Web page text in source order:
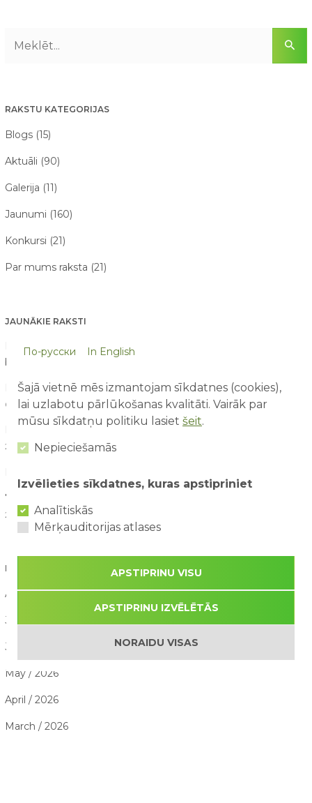
RAKSTU KATEGORIJAS
Blogs (15)
Aktuāli (90)
Galerija (11)
Jaunumi (160)
Konkursi (21)
Par mums raksta (21)
JAUNĀKIE RAKSTI
Pirmā reize atrakciju parkā – ko sagaidīt vecākiem un
bērniem?
Drošība ūdens atrakcijās: kā tās izbaudīt kopā ar bērniem?
02/08/2026
Kā saorganizēt perfektu ģimenes piedzīvojumu dienu?
29/07/2026
7 spēles un aktivitātes, ko bērni visvairāk izbauda vasarā
26/07/2026
RAKSTU ARHĪVS
August / 2026
July / 2026
June / 2026
May / 2026
April / 2026
March / 2026
По-русски In English
Šajā vietnē mēs izmantojam sīkdatnes (cookies),
lai uzlabotu pārlūkošanas kvalitāti. Vairāk par
mūsu sīkdatņu politiku lasiet šeit.
Nepieciešamās
Izvēlieties sīkdatnes, kuras apstipriniet
Analītiskās
Mērķauditorijas atlases
APSTIPRINU VISU
APSTIPRINU IZVĒLĒTĀS
NORAIDU VISAS